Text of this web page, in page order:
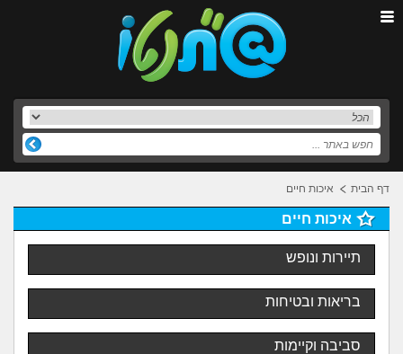
דף הבית איכות חיים
איכות חיים
תיירות ונופש
בריאות ובטיחות
סביבה וקיימות